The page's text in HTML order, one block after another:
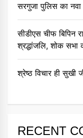
सरगुजा पुलिस का नवा
सीडीएस चीफ बिपिन
श्रद्धांजलि, शोक
श्रेष्ठ विचार ही
RECENT